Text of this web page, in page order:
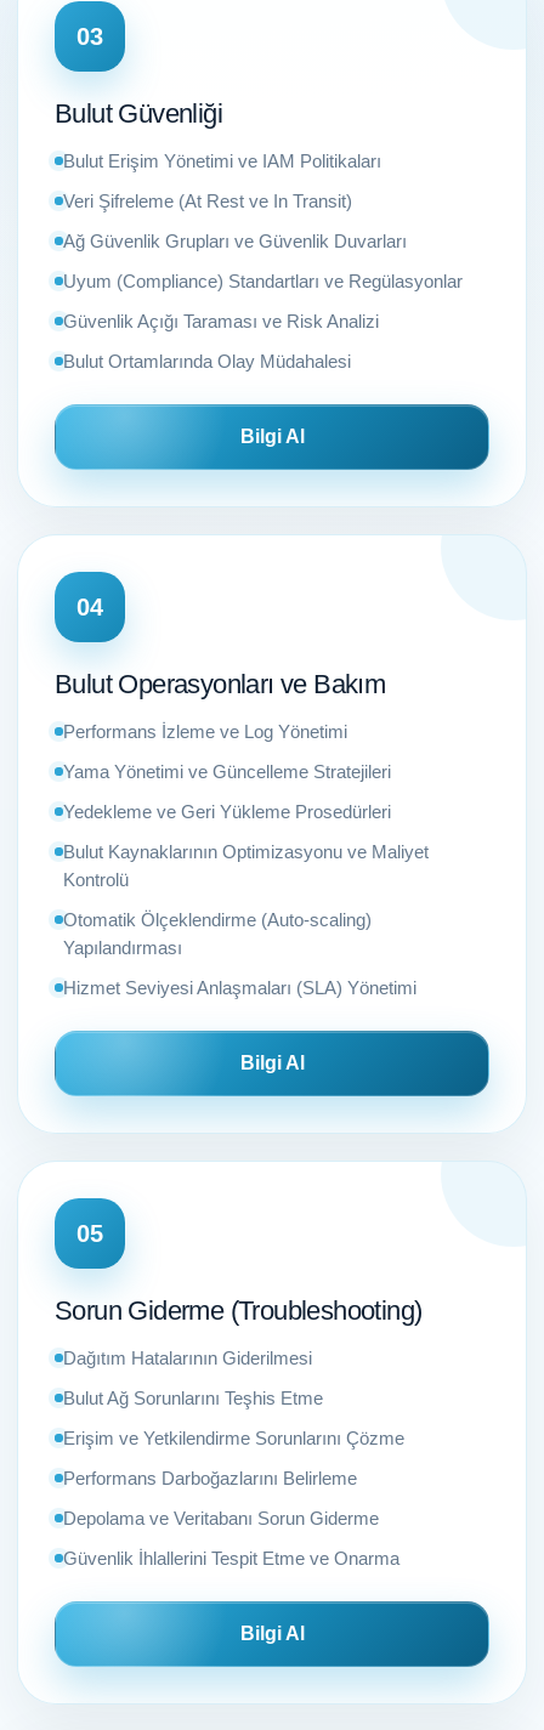
03
Bulut Güvenliği
Bulut Erişim Yönetimi ve IAM Politikaları
Veri Şifreleme (At Rest ve In Transit)
Ağ Güvenlik Grupları ve Güvenlik Duvarları
Uyum (Compliance) Standartları ve Regülasyonlar
Güvenlik Açığı Taraması ve Risk Analizi
Bulut Ortamlarında Olay Müdahalesi
Bilgi Al
04
Bulut Operasyonları ve Bakım
Performans İzleme ve Log Yönetimi
Yama Yönetimi ve Güncelleme Stratejileri
Yedekleme ve Geri Yükleme Prosedürleri
Bulut Kaynaklarının Optimizasyonu ve Maliyet
Kontrolü
Otomatik Ölçeklendirme (Auto-scaling)
Yapılandırması
Hizmet Seviyesi Anlaşmaları (SLA) Yönetimi
Bilgi Al
05
Sorun Giderme (Troubleshooting)
Dağıtım Hatalarının Giderilmesi
Bulut Ağ Sorunlarını Teşhis Etme
Erişim ve Yetkilendirme Sorunlarını Çözme
Performans Darboğazlarını Belirleme
Depolama ve Veritabanı Sorun Giderme
Güvenlik İhlallerini Tespit Etme ve Onarma
Bilgi Al